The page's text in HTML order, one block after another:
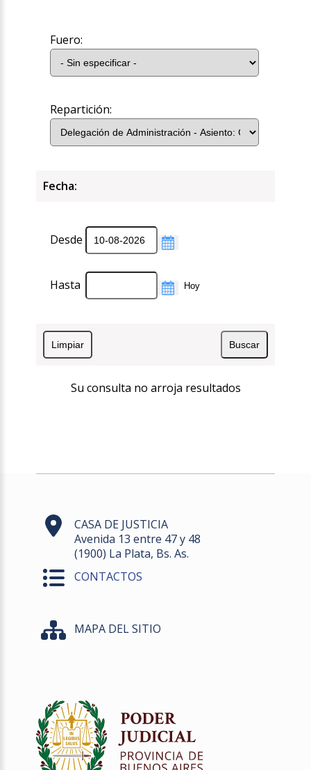
Fuero:
Repartición:
Fecha:
Desde
Hasta
Su consulta no arroja resultados
CASA DE JUSTICIA
Avenida 13 entre 47 y 48
(1900) La Plata, Bs. As.
CONTACTOS
MAPA DEL SITIO